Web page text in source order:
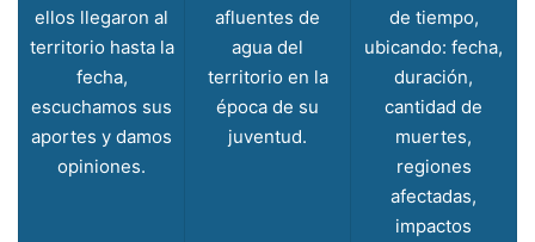
ellos llegaron al
territorio hasta la
fecha,
escuchamos sus
aportes y damos
opiniones.
afluentes de
agua del
territorio en la
época de su
juventud.
de tiempo,
ubicando: fecha,
duración,
cantidad de
muertes,
regiones
afectadas,
impactos